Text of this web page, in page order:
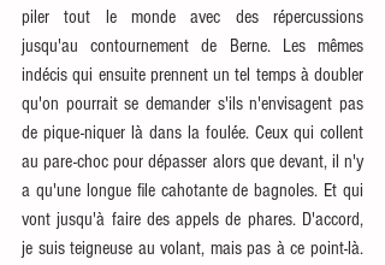
piler tout le monde avec des répercussions
jusqu'au contournement de Berne. Les mêmes
indécis qui ensuite prennent un tel temps à doubler
qu'on pourrait se demander s'ils n'envisagent pas
de pique-niquer là dans la foulée. Ceux qui collent
au pare-choc pour dépasser alors que devant, il n'y
a qu'une longue file cahotante de bagnoles. Et qui
vont jusqu'à faire des appels de phares. D'accord,
je suis teigneuse au volant, mais pas à ce point-là.